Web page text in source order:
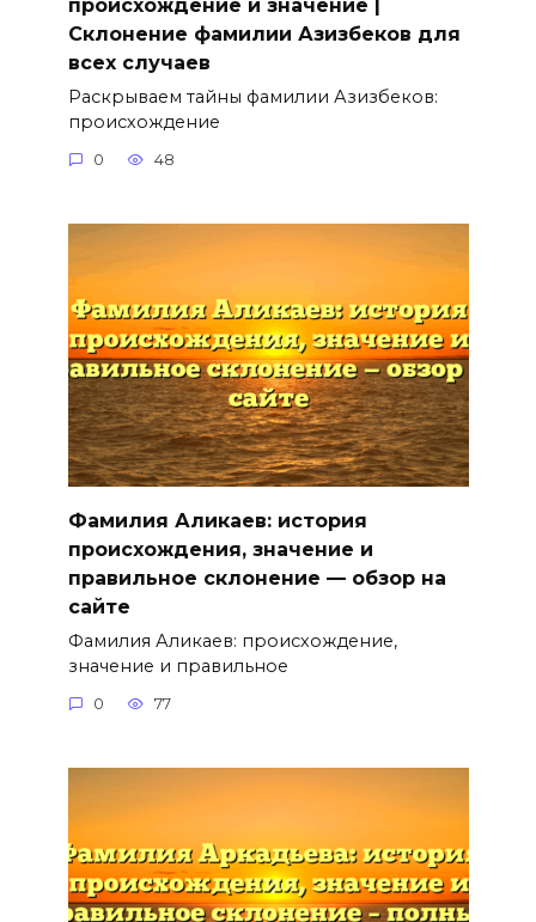
происхождение и значение |
Склонение фамилии Азизбеков для
всех случаев
Раскрываем тайны фамилии Азизбеков:
происхождение
0 48
Фамилия Аликаев: история
происхождения, значение и
правильное склонение — обзор на
сайте
Фамилия Аликаев: происхождение,
значение и правильное
0 77